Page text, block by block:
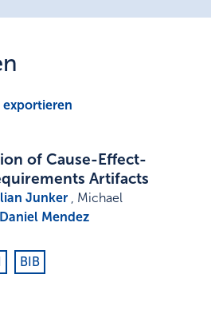
exportieren
of Cause-Effect-
Artifacts
Junker , Michael
Daniel Mendez
BIB